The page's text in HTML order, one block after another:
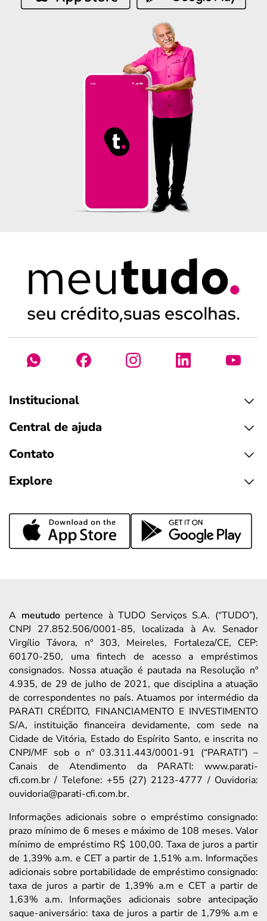
Institucional
Central de ajuda
Contato
Explore
A meutudopertence à TUDO Serviços S.A. (“TUDO”),
CNPJ 27.852.506/0001-85, localizada à Av. Senador
Virgílio Távora, nº 303, Meireles, Fortaleza/CE, CEP:
60170-250, uma fintech de acesso a empréstimos
consignados. Nossa atuação é pautada na Resolução nº
4.935, de 29 de julho de 2021, que disciplina a atuação
de correspondentes no país. Atuamos por intermédio da
PARATI CRÉDITO, FINANCIAMENTO E INVESTIMENTO
S/A, instituição financeira devidamente, com sede na
Cidade de Vitória, Estado do Espírito Santo, e inscrita no
CNPJ/MF sob o nº 03.311.443/0001-91 (“PARATI”) –
Canais de Atendimento da PARATI: www.parati-
cfi.com.br / Telefone: +55 (27) 2123-4777 / Ouvidoria:
ouvidoria@parati-cfi.com.br.
Informações adicionais sobre o empréstimo consignado:
prazo mínimo de 6 meses e máximo de 108 meses. Valor
mínimo de empréstimo R$ 100,00. Taxa de juros a partir
de 1,39% a.m. e CET a partir de 1,51% a.m. Informações
adicionais sobre portabilidade de empréstimo consignado:
taxa de juros a partir de 1,39% a.m e CET a partir de
1,63% a.m. Informações adicionais sobre antecipação
saque-aniversário: taxa de juros a partir de 1,79% a.m e